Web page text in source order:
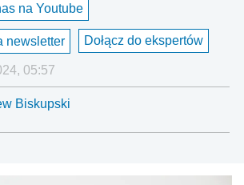
na Youtube
newsletter Dołącz do ekspertów
05:57
Biskupski